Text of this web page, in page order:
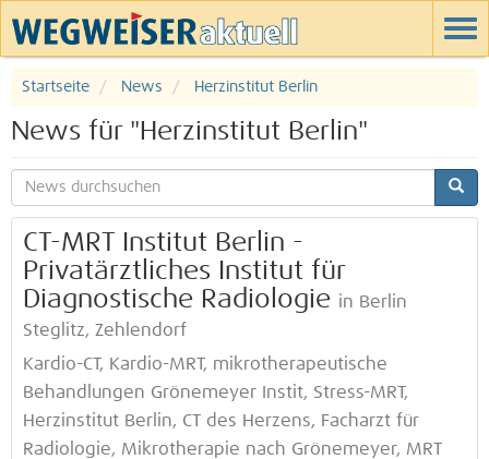
Startseite News Herzinstitut Berlin
News für "Herzinstitut Berlin"
CT-MRT Institut Berlin -
Privatärztliches Institut für
Diagnostische Radiologie in Berlin
Steglitz, Zehlendorf
Kardio-CT, Kardio-MRT, mikrotherapeutische
Behandlungen Grönemeyer Instit, Stress-MRT,
Herzinstitut Berlin, CT des Herzens, Facharzt für
Radiologie, Mikrotherapie nach Grönemeyer, MRT